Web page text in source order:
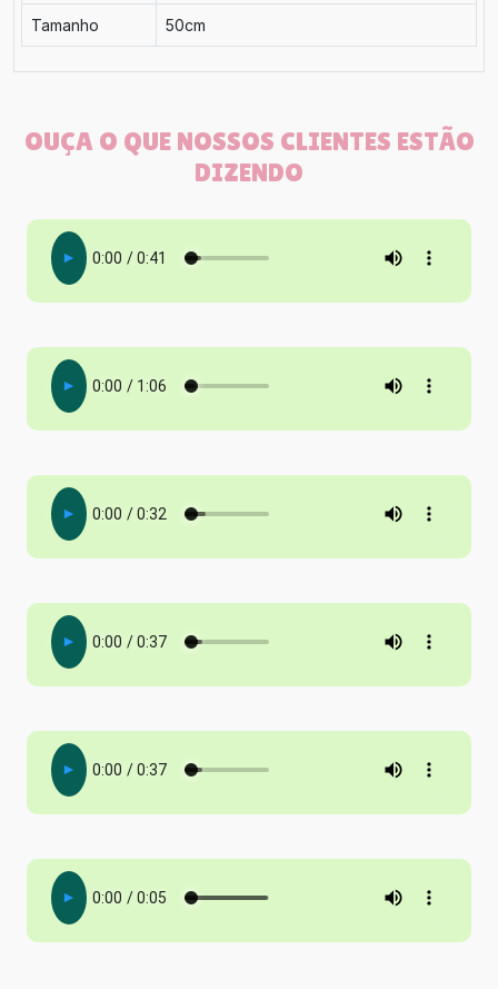
Tamanho 50cm
OUÇA O QUE NOSSOS CLIENTES ESTÃO
DIZENDO